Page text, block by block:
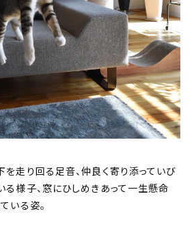
を走り回る足音、仲良く寄り添っていび
る様子、窓にひしめきあって一生懸命
いる姿。